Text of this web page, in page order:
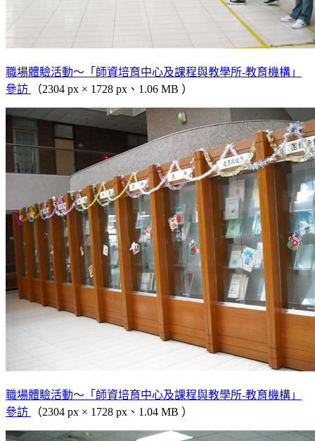
職場體驗活動～「師資培育中心及課程與教學所-教育機構」
參訪
（2304 px × 1728 px、1.06 MB ）
職場體驗活動～「師資培育中心及課程與教學所-教育機構」
參訪
（2304 px × 1728 px、1.04 MB ）